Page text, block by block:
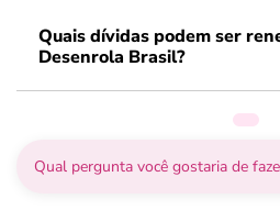
Quais dívidas podem ser
Desenrola Brasil?